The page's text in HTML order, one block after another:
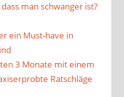
man schwanger ist?
ein Must-have in
3 Monate mit einem
Ratschläge